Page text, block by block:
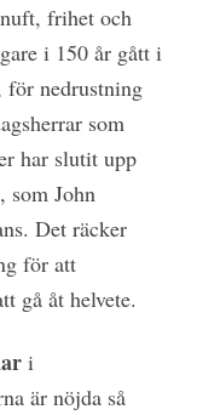
frihet och
i 150 år gått i
för nedrustning
som
har slutit upp
som John
Det räcker
för att
gå åt helvete.
i
är nöjda så